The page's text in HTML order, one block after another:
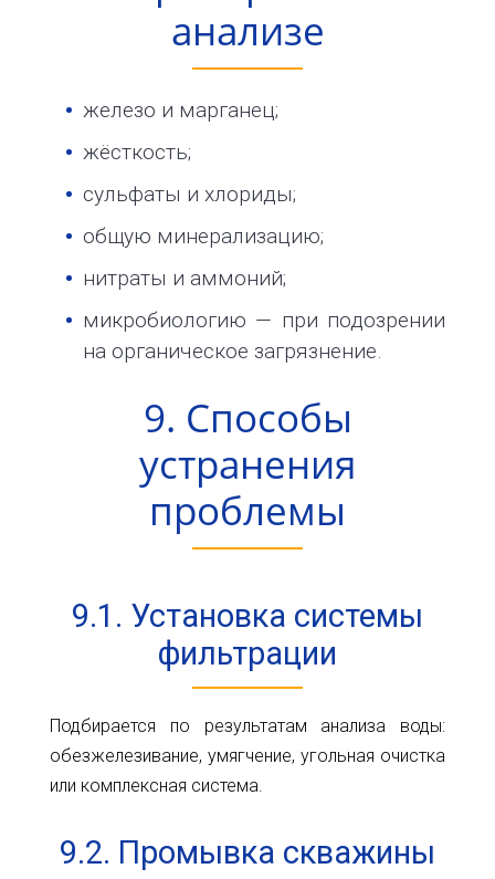
анализе
железо и марганец;
жёсткость;
сульфаты и хлориды;
общую минерализацию;
нитраты и аммоний;
микробиологию — при подозрении
на органическое загрязнение.
9. Способы
устранения
проблемы
9.1. Установка системы
фильтрации
Подбирается по результатам анализа воды:
обезжелезивание, умягчение, угольная очистка
или комплексная система.
9.2. Промывка скважины